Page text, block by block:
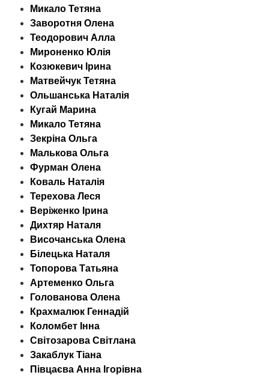
Микало Тетяна
Заворотня Олена
Теодорович Алла
Мироненко Юлія
Козюкевич Ірина
Матвейчук Тетяна
Ольшанська Наталія
Кугай Марина
Микало Тетяна
Зекріна Ольга
Малькова Ольга
Фурман Олена
Коваль Наталія
Терехова Леся
Веріженко Ірина
Дихтяр Наталя
Височанська Олена
Білецька Наталя
Топорова Татьяна
Артеменко Ольга
Голованова Олена
Крахмалюк Геннадій
Коломбет Інна
Світозарова Світлана
Закаблук Тіана
Півцаєва Анна Ігорівна